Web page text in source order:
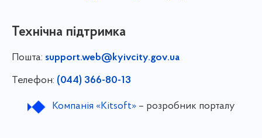
Технічна підтримка
Пошта: support.web@kyivcity.gov.ua
Телефон: (044) 366-80-13
Компанія «Kitsoft»– розробник порталу